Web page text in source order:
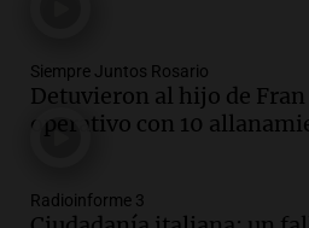
por accidentes de
semestre del 2026
Panorama Federal
Audio.Disminuyen
por accidentes de
Siempre Juntos Rosario
Detuvieron al hijo de
operativo con 10
Radioinforme 3